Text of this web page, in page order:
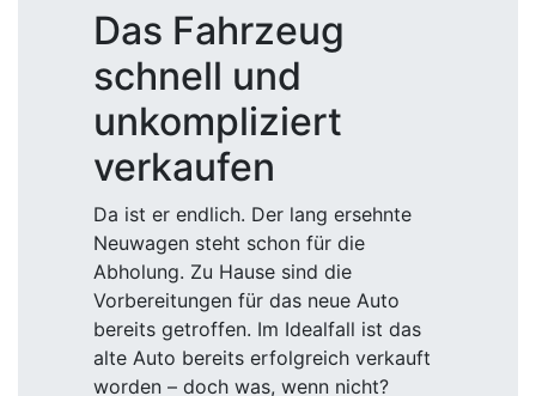
Das Fahrzeug
schnell und
unkompliziert
verkaufen
Da ist er endlich. Der lang ersehnte
Neuwagen steht schon für die
Abholung. Zu Hause sind die
Vorbereitungen für das neue Auto
bereits getroffen. Im Idealfall ist das
alte Auto bereits erfolgreich verkauft
worden – doch was, wenn nicht?